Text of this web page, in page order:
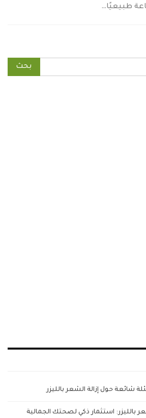
طبيعيًا…
شائعة حول إزالة الشعر بالليزر
بالليزر: استثمار ذكي لصحتك الجمالية